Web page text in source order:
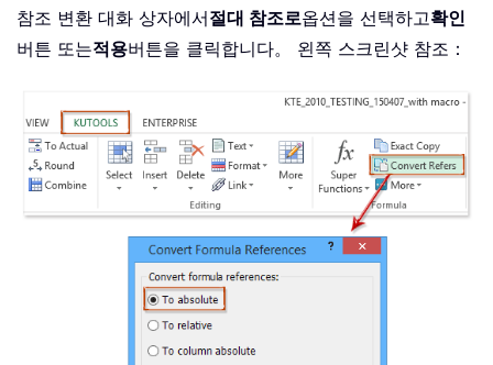
참조 변환 대화 상자에서절대 참조로옵션을 선택하고확인
버튼 또는적용버튼을 클릭합니다。 왼쪽 스크린샷 참조：